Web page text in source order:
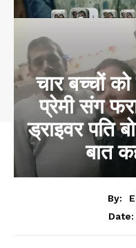
चार बच्चों
प्रेमी संग
ड्राइवर पति
बात
By:
Date: